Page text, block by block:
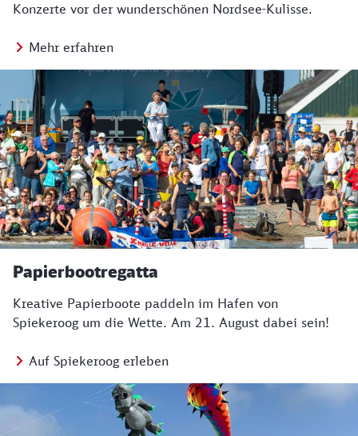
Konzerte vor der wunderschönen Nordsee-Kulisse.
Mehr erfahren
Papierbootregatta
Kreative Papierboote paddeln im Hafen von
Spiekeroog um die Wette. Am 21. August dabei sein!
Auf Spiekeroog erleben